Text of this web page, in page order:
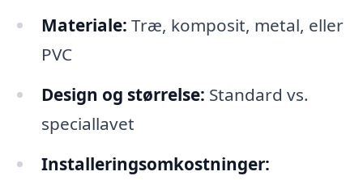
Materiale: Træ, komposit, metal, eller
PVC
Design og størrelse: Standard vs.
speciallavet
Installeringsomkostninger: